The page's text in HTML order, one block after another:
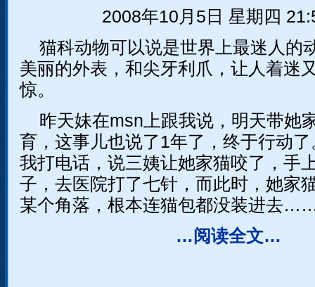
2008年10月5日 星期四
猫科动物可以说是世界上最迷人的
美丽的外表，和尖牙利爪，让人着迷
惊。
昨天妹在msn上跟我说，明天带她
育，这事儿也说了1年了，终于行动
我打电话，说三姨让她家猫咬了，手
子，去医院打了七针，而此时，她家
某个角落，根本连猫包都没装进去
…阅读全文…